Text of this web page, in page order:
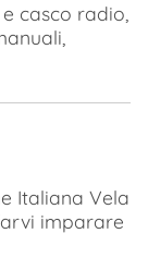
casco radio,
Italiana Vela
imparare